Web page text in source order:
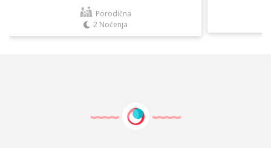
Porodična
2 Noćenja